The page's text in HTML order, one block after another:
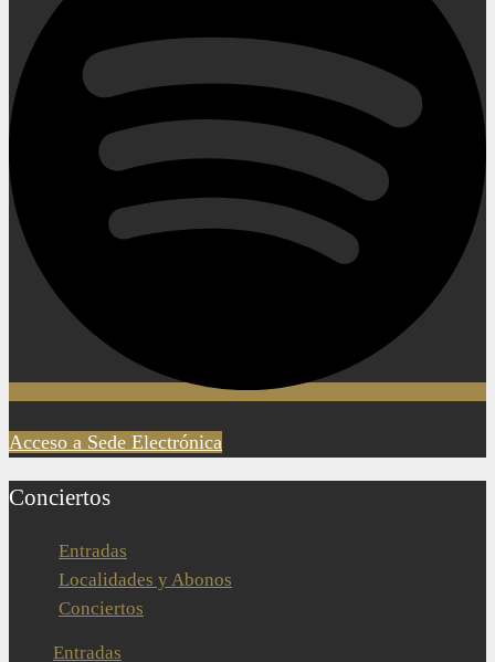
Acceso a Sede Electrónica
Conciertos
Entradas
Localidades y Abonos
Conciertos
Entradas